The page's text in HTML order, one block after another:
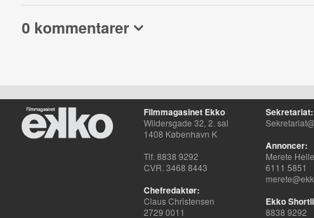
0 kommentarer
Filmmagasinet Ekko
Wildersgade 32, 2. sal
1408 København K
Tlf. 8838 9292
CVR. 3468 8443
Chefredaktør:
Claus Christensen
2729 0011
Sekretariat:
Annoncer:
Merete
6111 5851
Ekko
8838 9292